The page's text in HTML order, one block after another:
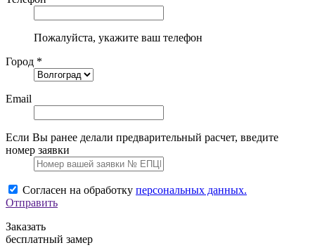
Пожалуйста, укажите ваш телефон
Город *
Email
Если Вы ранее делали предварительный расчет, введите
номер заявки
Согласен на обработку персональных данных.
Отправить
Заказать
бесплатный замер